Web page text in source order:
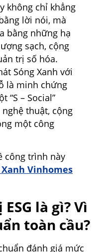
không chỉ khẳng
lời nói, mà
bằng những hạ
sạch, cộng
trị số hóa.
Sóng Xanh với
là minh chứng
“S – Social”
nghệ thuật, cộng
một công
công trình này
Vinhomes
là gì? Vì
toàn cầu?
đánh giá mức